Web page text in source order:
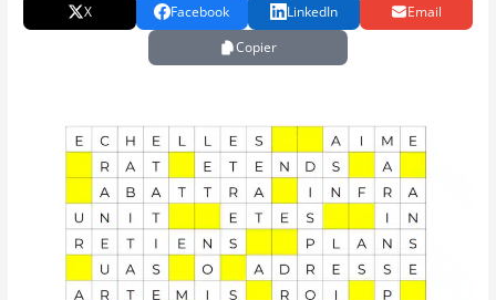
X Facebook LinkedIn
Email
Copier